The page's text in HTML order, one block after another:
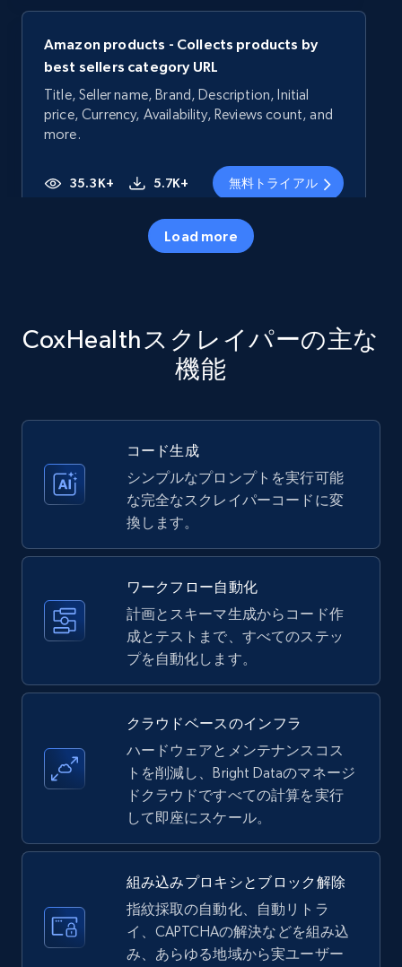
Amazon products - Collects products by
best sellers category URL
Title, Seller name, Brand, Description, Initial
price, Currency, Availability, Reviews count, and
more.
35.3K+ 5.7K+ 無料トライアル
price, Currency, Availability, Reviews count, and
Amazon products - Collects products by
specific keywords
Title, Seller name, Brand, Description, Initial
35.3K+ 5.7K+ 無料トライアル
Amazon products - find products by using
upc numbers
Title, Seller name, Brand, Description, Initial
price, Currency, Availability, Reviews count, and
LinkedIn company information
Load more
CoxHealthスクレイパーの主な
機能
コード生成
シンプルなプロンプトを実行可能
な完全なスクレイパーコードに変
換します。
ワークフロー自動化
計画とスキーマ生成からコード作
成とテストまで、すべてのステッ
プを自動化します。
クラウドベースのインフラ
ハードウェアとメンテナンスコス
トを削減し、Bright Dataのマネージ
ドクラウドですべての計算を実行
して即座にスケール。
組み込みプロキシとブロック解除
指紋採取の自動化、自動リトラ
イ、CAPTCHAの解決などを組み込
み、あらゆる地域から実ユーザー